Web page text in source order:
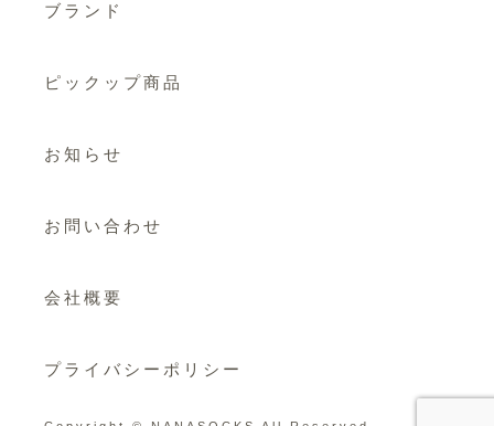
ブランド
ピックップ商品
お知らせ
お問い合わせ
会社概要
プライバシーポリシー